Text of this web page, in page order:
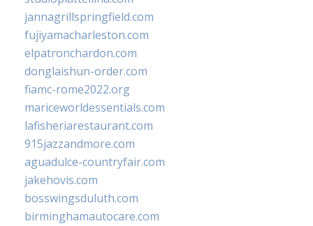
jannagrillspringfield.com
fujiyamacharleston.com
elpatronchardon.com
donglaishun-order.com
fiamc-rome2022.org
mariceworldessentials.com
lafisheriarestaurant.com
915jazzandmore.com
aguadulce-countryfair.com
jakehovis.com
bosswingsduluth.com
birminghamautocare.com